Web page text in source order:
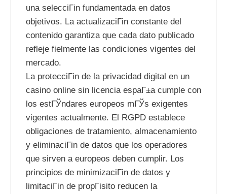
una selecciГіn fundamentada en datos
objetivos. La actualizaciГіn constante del
contenido garantiza que cada dato publicado
refleje fielmente las condiciones vigentes del
mercado.
La protecciГіn de la privacidad digital en un
casino online sin licencia espaГ±a cumple con
los estГЎndares europeos mГЎs exigentes
vigentes actualmente. El RGPD establece
obligaciones de tratamiento, almacenamiento
y eliminaciГіn de datos que los operadores
que sirven a europeos deben cumplir. Los
principios de minimizaciГіn de datos y
limitaciГіn de propГіsito reducen la